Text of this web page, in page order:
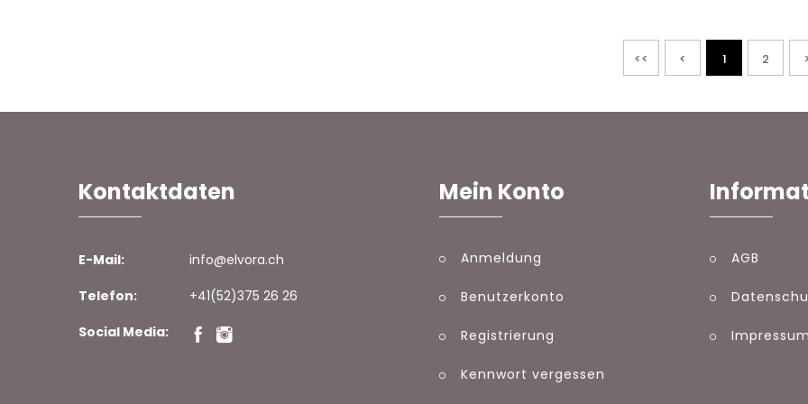
<< < 1 2 >
Kontaktdaten
E-Mail:
info@elvora.ch
Telefon:
+41(52)375 26 26
Social Media:
Mein Konto
Anmeldung
Benutzerkonto
Registrierung
Kennwort vergessen
AGB
Impressum